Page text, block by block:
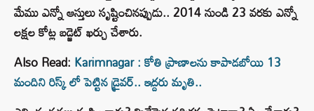
మేము ఎన్నో ఆస్తులు సృష్టించినప్పుడు.. 2014 నుండి 23 వరకు ఎన్నో
లక్షల కోట్ల బడ్జెట్ ఖర్చు చేశారు.
Also Read: Karimnagar : కోతి ప్రాణాలను కాపాడబోయి 13
మందిని రిస్క్ లో పెట్టిన డ్రైవర్.. ఇద్దరు మృతి..